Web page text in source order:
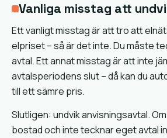
Vanliga misstag att
Ett vanligt misstag är att tro att
elpriset – så är det inte. Du måste
avtal. Ett annat misstag är att inte
avtalsperiodens slut – då kan du
till ett sämre pris.
Slutligen: undvik anvisningsavtal.
bostad och inte tecknar eget avtal